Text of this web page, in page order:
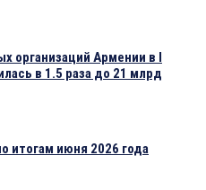
организаций Армении в I
в 1.5 раза до 21 млрд
итогам июня 2026 года